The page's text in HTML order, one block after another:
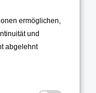
ermöglichen,
und
abgelehnt